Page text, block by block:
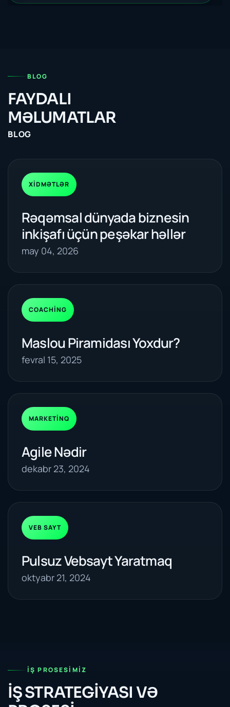
BLOG
FAYDALI
MƏLUMATLAR
BLOG
XIDMƏTLƏR
Rəqəmsal dünyada biznesin
inkişafı üçün peşəkar həllər
may 04, 2026
COACHING
Maslou Piramidası Yoxdur?
fevral 15, 2025
MARKETINQ
Agile Nədir
dekabr 23, 2024
VEB SAYT
Pulsuz Vebsayt Yaratmaq
oktyabr 21, 2024
İŞ PROSESIMIZ
İŞ STRATEGİYASI VƏ